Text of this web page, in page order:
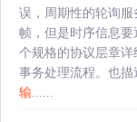
误，周期性的轮询
帧，但是时序信息
个规格的协议层章
事务处理流程。也
输......